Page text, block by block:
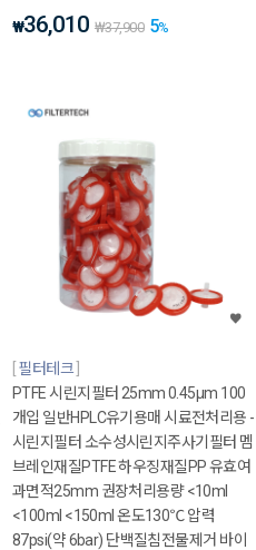
₩36,010 ₩37,900 5%
필터테크
PTFE 시린지필터 25mm 0.45μm 100
개입 일반HPLC유기용매 시료전처리용 -
시린지필터 소수성시린지주사기필터 멤
브레인재질PTFE 하우징재질PP 유효여
과면적25mm 권장처리용량 <10ml
<100ml <150ml 온도130℃ 압력
87psi(약 6bar) 단백질침전물제거 바이